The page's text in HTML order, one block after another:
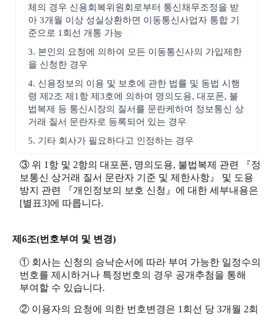
체의 경우 신용회복위원회로부터 통신채무조정을 받
아 3개월 이상 성실상환하면 이동통신사업자 통합 기
준으로 1회선 개통 가능
3. 본인의 요청에 의하여 모든 이동통신사의 가입제한
을 신청한 경우
4. 신용정보의 이용 및 보호에 관한 법률 및 동법 시행
령 제2조 제1항 제3호에 의하여 명의도용, 대포폰, 불
법복제 등 통신시장의 질서를 문란케하여 정보통신 상
거래 질서 문란자로 등록되어 있는 경우
5. 기타 회사가 필요하다고 인정하는 경우
③ 위 1항 및 2항의 대포폰, 명의도용, 불법복제 관련 『정
보통신 상거래 질서 문란자 기준 및 제한사항』 및 도용
방지 관련 『개인정보의 보호 신청』에 대한 세부내용은
[별표3]에 따릅니다.
제6조(번호부여 및 변경)
① 회사는 신청의 승낙순서에 따라 부여 가능한 일정수의
번호를 제시하거나 특정번호의 경우 공개추첨을 통해
부여할 수 있습니다.
② 이용자의 요청에 의한 번호변경은 1회선 당 3개월 2회